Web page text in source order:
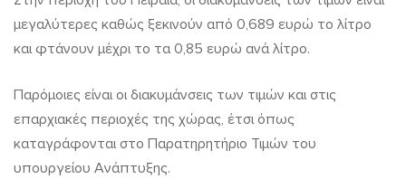
μεγαλύτερες καθώς ξεκινούν από 0,689 ευρώ το λίτρο
και φτάνουν μέχρι το τα 0,85 ευρώ ανά λίτρο.
Παρόμοιες είναι οι διακυμάνσεις των τιμών και στις
επαρχιακές περιοχές της χώρας, έτσι όπως
καταγράφονται στο Παρατηρητήριο Τιμών του
υπουργείου Ανάπτυξης.